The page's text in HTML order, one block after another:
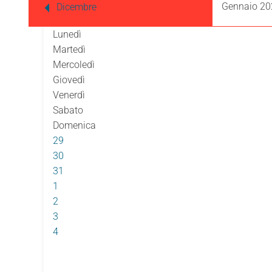
Dicembre Gennaio
Lunedì
Martedì
Mercoledì
Giovedì
Venerdì
Sabato
Domenica
29
30
31
1
2
3
4